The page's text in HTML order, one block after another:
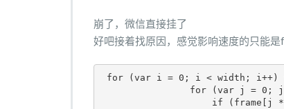
崩了，微信直接挂了
好吧接着找原因，感觉影响速度的只能
for (var i = 0 ; i < width ; i ++)
for
(var j = 0 ; j
if
( frame [ j *